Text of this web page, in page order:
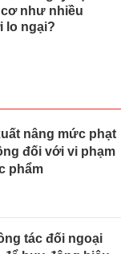
như nhiều
lo ngại?
nâng mức phạt
đối với vi phạm
phẩm
tác đối ngoại